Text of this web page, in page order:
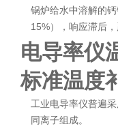
锅炉给水中溶解的
15%），响应滞后
电导率仪
标准温度
工业电导率仪普遍
同离子组成。